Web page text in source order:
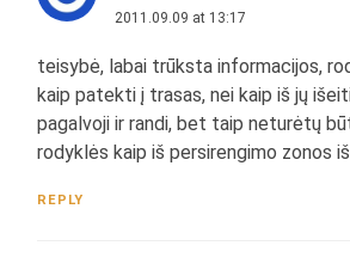
2011.09.09 at 13:17
teisybė, labai trūksta informacijos,
kaip patekti į trasas, nei kaip iš jų
pagalvoji ir randi, bet taip neturėtų
rodyklės kaip iš persirengimo zonos
REPLY